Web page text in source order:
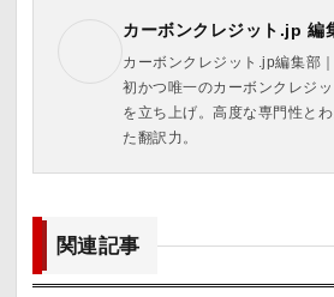
カーボンクレジット.jp 編
カーボンクレジット.jp編集部
初かつ唯一のカーボンクレジ
を立ち上げ。高度な専門性と
た翻訳力。
関連記事